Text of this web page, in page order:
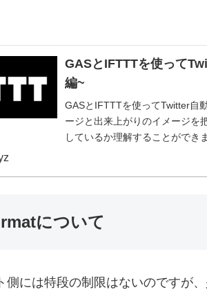
GASとIFTTTを使って
編~
GASとIFTTTを使ってTwitter自
ージと出来上がりのイメージを
しているか理解することができま
について
側には特段の制限はないのですが